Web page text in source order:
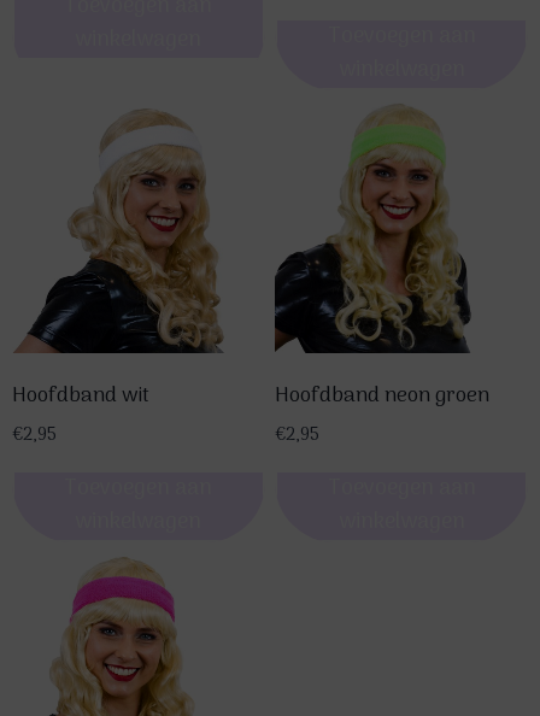
Hoofdband wit
€2,95
Hoofdband neon groen
€2,95